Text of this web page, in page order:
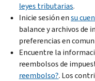
leyes tributarias.
Inicie sesión ensu
balance y archivos de
preferencias en
Encuentre la
reembolsos de
reembolso?. Los